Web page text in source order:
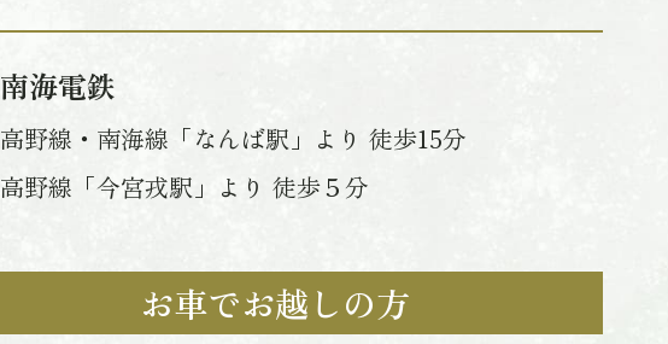
南海電鉄
高野線・南海線「なんば駅」より 徒歩15分
高野線「今宮戎駅」より 徒歩５分
お車でお越しの方